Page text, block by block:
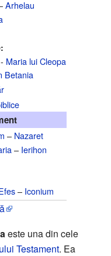
Arhelau
- Maria lui Cleopa
Betania
– Nazaret
– Ierihon
– Iconium
este una din cele
Testament. Ea